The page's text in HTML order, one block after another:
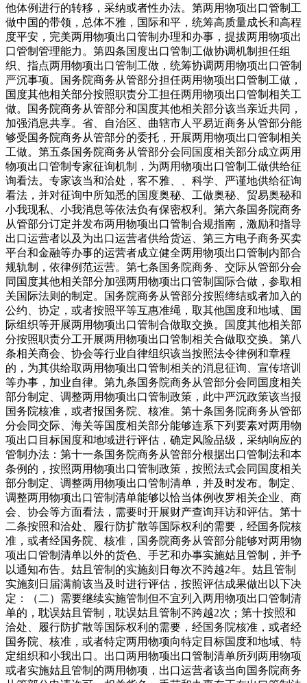
他体例进行的转移，采纳或者性办法。第两用物项出口管制工
做中国的带领，总体不雅，国际和平，统筹高质量成长和高程
度平安，完美两用物项出口管制办理和办事，提拔两用物项出
口管制管理能力。第四条国度出口管制工做协调机制担任组
织、指点两用物项出口管制工做，统筹协调两用物项出口管制
严沉事项。国务院商务从管部分担任两用物项出口管制工做，
国度其他相关部分按照职责分工担任两用物项出口管制相关工
做。国务院商务从管部分和国度其他相关部分该当亲近共同，
加强消息共享。省、自治区、曲辖市人平易近商务从管部分能
够受国务院商务从管部分的委托，开展两用物项出口管制相关
工做。第五条国务院商务从管部分会同国度相关部分成立两用
物项出口管制专家征询机制，为两用物项出口管制工做供给征
询看法。专家该当和洽处，客不雅、、科学、严谨地供给征询
看法，并对征询中所知悉的国度奥秘、工做奥秘、贸易奥秘和
小我现私、小我消息等依法负有保密权利。第六条国务院商务
从管部分订定并发布两用物项出口管制合规指南，激励和指导
出口运营者以及为出口运营者供给货运、第三方电子商务买卖
平台和金融等办事的运营者成立健全两用物项出口管制内部合
规轨制，依律例范运营。第七条国务院商务、交际从管部分会
同国度其他相关部分加强两用物项出口管制国际合做，参取相
关国际法则的制定。国务院商务从管部分按照缔结或者加入的
公约、协定，或者按照平等互惠准绳，取其他国度和地域、国
际组织等开展两用物项出口管制合做取交换。国度其他相关部
分按照职责分工开展两用物项出口管制相关合做取交换。第八
条相关商会、协会等行业自律组织该当按照法令律例和章程
的，为其供给取两用物项出口管制相关的消息征询、宣传培训
等办事，加业自律。第九条国务院商务从管部分会同国度相关
部分制定、调整两用物项出口管制政策，此中严沉政策该当报
国务院核准，或者报国务院、核准。第十条国务院商务从管部
分会同交际、海关等国度相关部分能够连系下列要素对两用物
项出口目标国度和地域进行评估，确定风险品级，采纳响应的
管制办法：第十一条国务院商务从管部分根据出口管制法和本
条例的，按照两用物项出口管制政策，按照法式会同国度相关
部分制定、调整两用物项出口管制清单，并及时发布。制定、
调整两用物项出口管制清单能够以恰当体例收罗相关企业、商
会、协会等方面看法，需要时开展财产查询拜访和评估。第十
二条按照和洽处、履行防扩散等国际权利的需要，经国务院核
准，或者经国务院、核准，国务院商务从管部分能够对两用物
项出口管制清单以外的货色、手艺和办事实施姑且管制，并予
以通知布告。姑且管制的实施刻日每次不跨越2年。姑且管制
实施刻日届满前该当及时进行评估，按照评估成果做出以下决
定：（二）需要继续实施管制但不宜列入两用物项出口管制清
单的，耽误姑且管制，耽误姑且管制不跨越2次；第十按照和
洽处、履行防扩散等国际权利的需要，经国务院核准，或者经
国务院、核准，或者特定两用物项向特定目标国度和地域、特
定组织和小我出口。出口两用物项出口管制清单所列两用物项
或者实施姑且管制的两用物项，出口运营者该当向国务院商务